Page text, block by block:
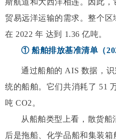
贸易远洋运输的需求。整个
在 2022 年 达到 1.36 亿吨。
① 船舶排放基准清单（
通过船舶的 AIS 数据，
统的船舶。它们共消耗了 51
吨 CO2。
从船舶类型上看，散货船
后是拖船、化学品船和集装箱